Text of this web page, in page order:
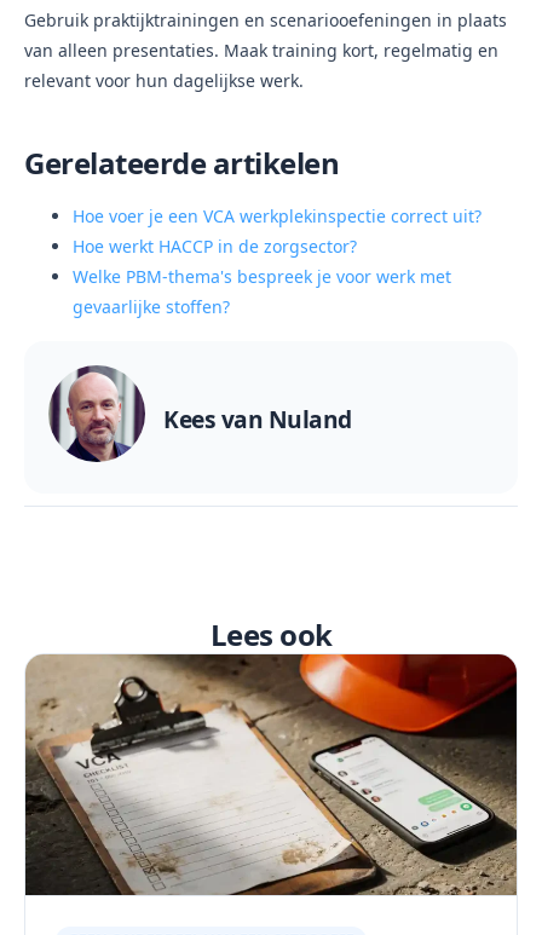
Gebruik praktijktrainingen en scenariooefeningen in plaats
van alleen presentaties. Maak training kort, regelmatig en
relevant voor hun dagelijkse werk.
Gerelateerde artikelen
Hoe voer je een VCA werkplekinspectie correct uit?
Hoe werkt HACCP in de zorgsector?
Welke PBM-thema's bespreek je voor werk met
gevaarlijke stoffen?
Kees van Nuland
Lees ook